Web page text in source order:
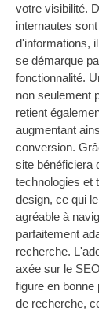
votre visibilité.
internautes
d'informations,
se démarque
fonctionnalité.
non seulement
retient
augmentant
conversion.
site bénéficiera
technologies et
design, ce qui
agréable à
parfaitement
recherche.
axée sur le
figure en bonne
de recherche,